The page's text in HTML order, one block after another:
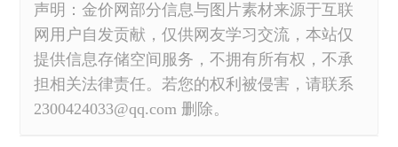
声明：金价网部分信息与图片素材来源于互联
网用户自发贡献，仅供网友学习交流，本站仅
提供信息存储空间服务，不拥有所有权，不承
担相关法律责任。若您的权利被侵害，请联系
2300424033@qq.com 删除。